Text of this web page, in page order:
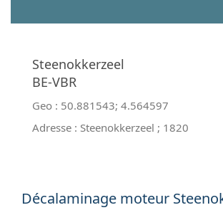
Steenokkerzeel
BE-VBR
Geo : 50.881543; 4.564597
Adresse : Steenokkerzeel ; 1820
Décalaminage moteur